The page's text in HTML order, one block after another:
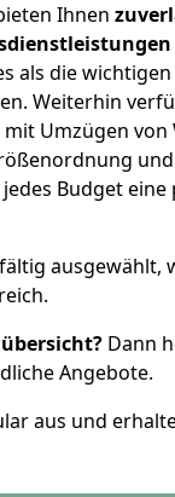
Ihnen
als die
Weiterhin
Umzügen von
Budget eine
ausgewählt,
Dann
Angebote.
aus und